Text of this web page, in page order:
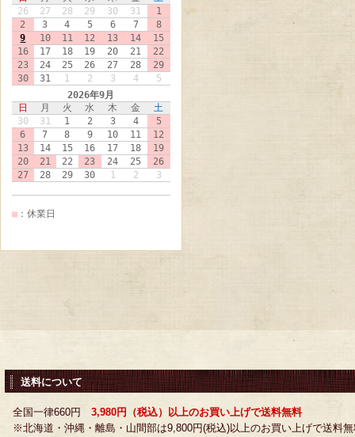
送料について
全国一律660円 3,980円（税込）以上のお買い上げで送料無料
※北海道・沖縄・離島・山間部は9,800円(税込)以上のお買い上げで送料